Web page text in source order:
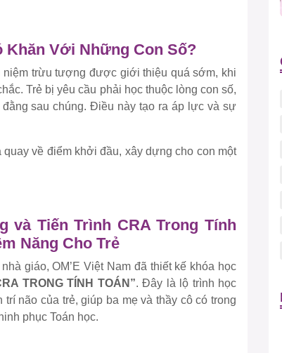
Khăn Với Những Con Số?
trừu tượng được giới thiệu quá sớm, khi
Trẻ bị yêu cầu phải học thuộc lòng con số,
sau chúng. Điều này tạo ra áp lực và sự
về điểm khởi đầu, xây dựng cho con một
và Tiến Trình CRA Trong Tính
Năng Cho Trẻ
giáo, OM’E Việt Nam đã thiết kế khóa học
TRONG TÍNH TOÁN”. Đây là lộ trình học
não của trẻ, giúp ba mẹ và thầy cô có trong
phục Toán học.